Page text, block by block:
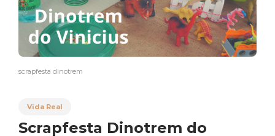
scrapfesta dinotrem
Vida Real
Scrapfesta Dinotrem do